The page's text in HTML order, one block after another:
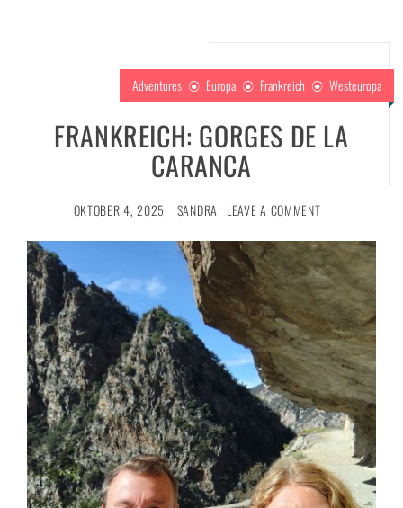
Adventures Europa Frankreich Westeuropa
FRANKREICH: GORGES DE LA
CARANCA
OKTOBER 4, 2025 SANDRA LEAVE A COMMENT